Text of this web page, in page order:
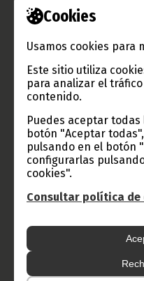
Cookies
Usamos cookies para
Este sitio utiliza
para analizar el
contenido.
Puedes aceptar
botón "Aceptar
pulsando en el botón
configurarlas
cookies".
Consultar política de
Al acto asistieron, entre
Transportes,
Lima, además de
Texto y fotos: Clemente Ela
Oficina de Información y
Aviso: La reproducción
imágenes que lo
lugar, con la mención de
(Oficina de Información y
Gobierno e